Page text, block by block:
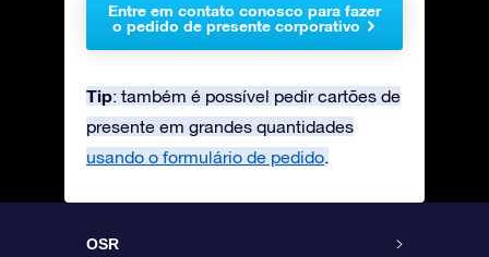
Entre em contato conosco para fazer
o pedido de presente corporativo
Tip: também é possível pedir cartões de
presente em grandes quantidades
usando o formulário de pedido.
OSR